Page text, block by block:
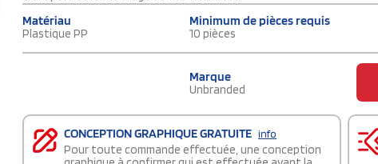
Matériau
Plastique PP
Minimum de pièces requis
10 pièces
Marque
Unbranded
CONCEPTION GRAPHIQUE GRATUITE info
Pour toute commande effectuée, une conception